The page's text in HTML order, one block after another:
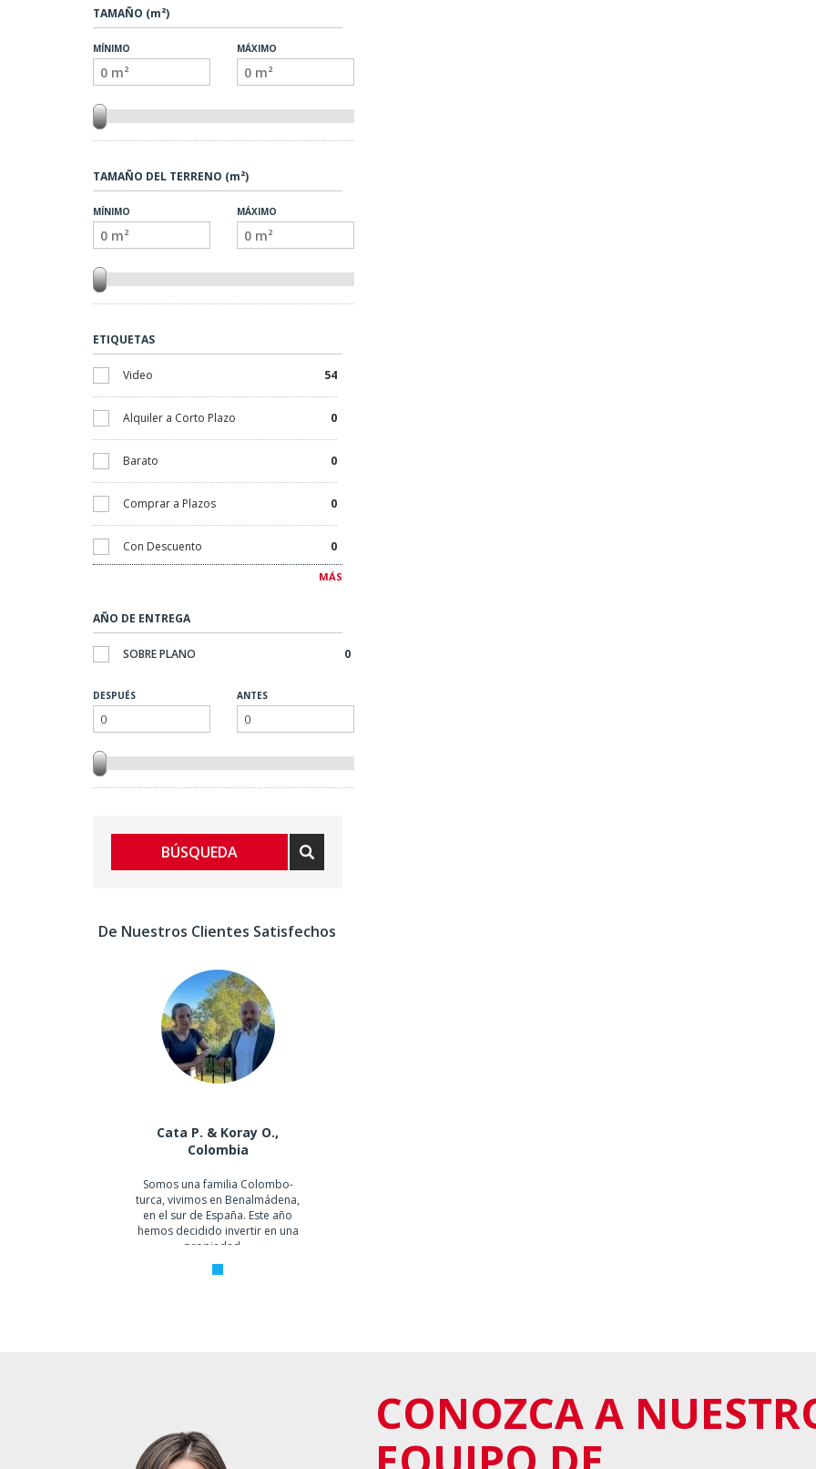
TAMAÑO (m²)
MÍNIMO MÁXIMO
TAMAÑO DEL TERRENO (m²)
MÍNIMO MÁXIMO
ETIQUETAS
Video 54
Alquiler a Corto Plazo 0
Barato 0
Comprar a Plazos 0
Con Descuento 0
Distancia a Pie de la Playa 0
Garantía de Ingresos por Alquiler 0
Inversión
Lujo 0
Nueva Construcción
Ofertas Destacadas
MÁS
AÑO DE ENTREGA
SOBRE PLANO 0
DESPUÉS ANTES
BÚSQUEDA
De Nuestros Clientes Satisfechos
Cata P. & Koray O.,
Colombia
Somos una familia Colombo-
turca, vivimos en Benalmádena,
en el sur de España. Este año
hemos decidido invertir en una
propiedad ...
CONOZCA A